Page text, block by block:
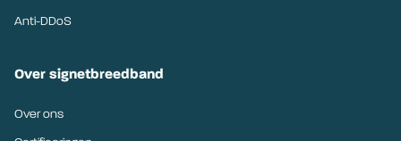
Anti-DDoS
Over signetbreedband
Over ons